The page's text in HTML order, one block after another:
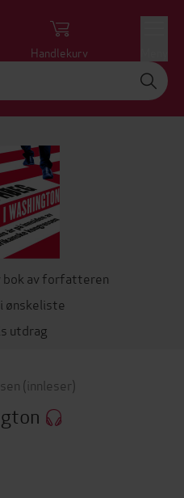
Handlekurv
bok av forfatteren
ønskeliste
utdrag
(innleser)